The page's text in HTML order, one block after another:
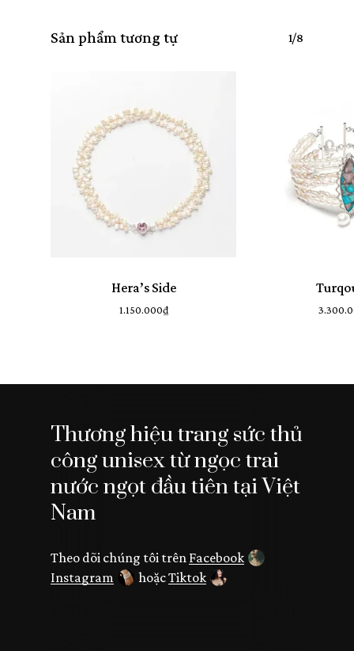
Sản phẩm tương tự 1/8
Hera’s Side
1.150.000₫
Thương hiệu trang sức thủ
công unisex từ ngọc trai
nước ngọt đầu tiên tại Việt
Nam
Theo dõi chúng tôi trên Facebook
Instagram
hoặcTiktok